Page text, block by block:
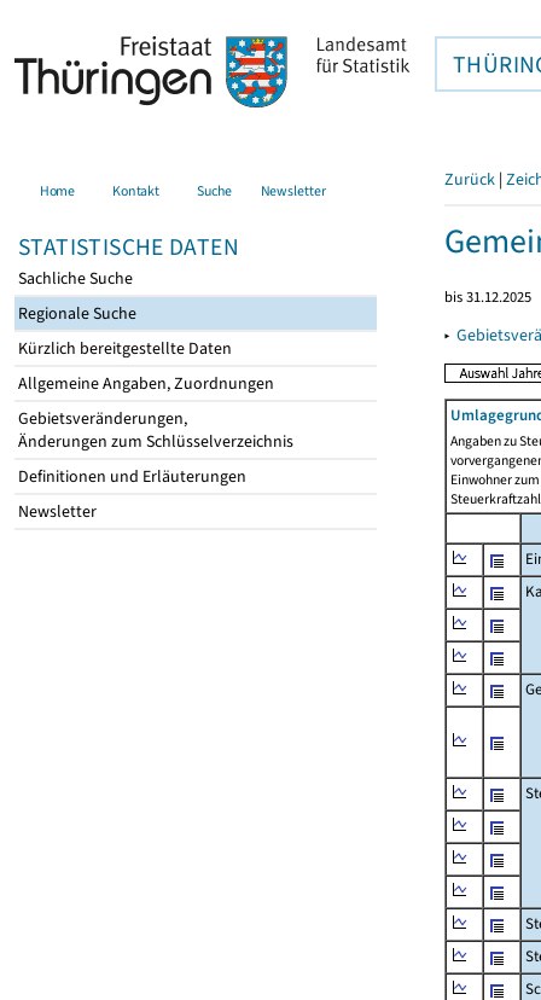
Home Kontakt Suche Newsletter
STATISTISCHE DATEN
Sachliche Suche
Regionale Suche
Kürzlich bereitgestellte Daten
Allgemeine Angaben, Zuordnungen
Gebietsveränderungen,
Änderungen zum Schlüsselverzeichnis
Definitionen und Erläuterungen
Newsletter
Zurück |
bis 31.12.2025
▸
Angaben zu
Einwohner